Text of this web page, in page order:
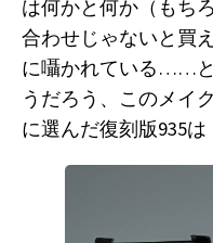
は何かと何か（もち
合わせじゃないと買
に囁かれている……
うだろう、このメイ
に選んだ復刻版935は